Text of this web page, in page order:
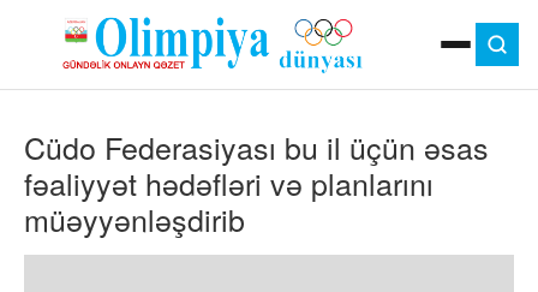
MOK
OLIMPIYA OYUNLARI
ÇAP VERSIYASI
TV
Cüdo Federasiyası bu il üçün əsas
fəaliyyət hədəfləri və planlarını
müəyyənləşdirib